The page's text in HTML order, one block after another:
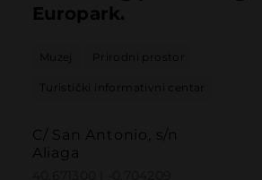
Europark.
Muzej Prirodni prostor
Turistički informativni centar
C/ San Antonio, s/n
Aliaga